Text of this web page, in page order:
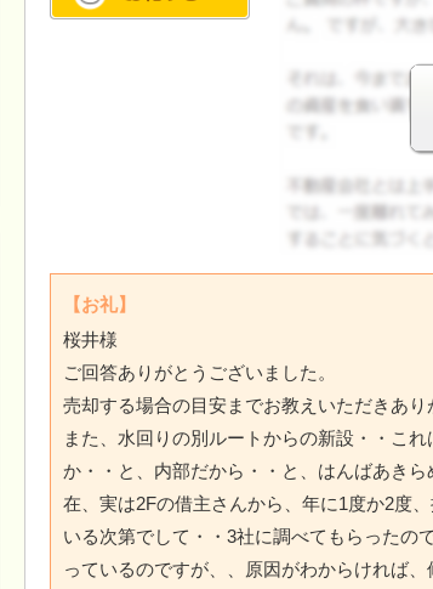
ログイン
【お礼】
桜井様
ご回答ありがとうございました。
売却する場合の目安までお教えいただきあ
また、水回りの別ルートからの新設・・こ
か・・と、内部だから・・と、はんばあき
在、実は2Fの借主さんから、年に1度か2度
いる次第でして・・3社に調べてもらったの
っているのですが、、原因がわからければ、